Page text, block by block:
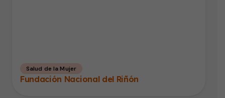
Salud de la Mujer
Fundación Nacional del Riñón